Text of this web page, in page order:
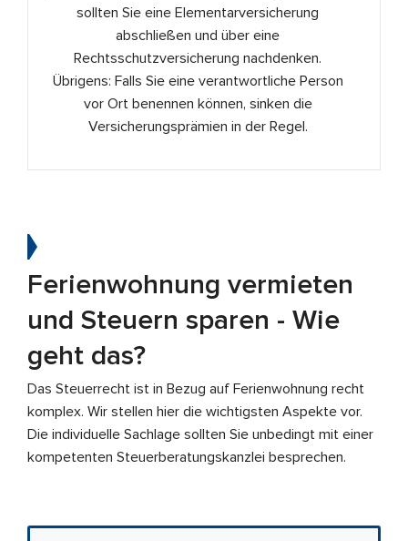
sollten Sie eine Elementarversicherung
abschließen und über eine
Rechtsschutzversicherung nachdenken.
Übrigens: Falls Sie eine verantwortliche Person
vor Ort benennen können, sinken die
Versicherungsprämien in der Regel.
Ferienwohnung vermieten
und Steuern sparen - Wie
geht das?
Das Steuerrecht ist in Bezug auf Ferienwohnung recht
komplex. Wir stellen hier die wichtigsten Aspekte vor.
Die individuelle Sachlage sollten Sie unbedingt mit einer
kompetenten Steuerberatungskanzlei besprechen.